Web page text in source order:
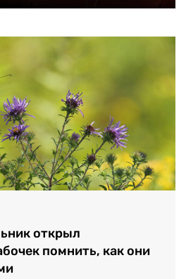
открыл
помнить, как они